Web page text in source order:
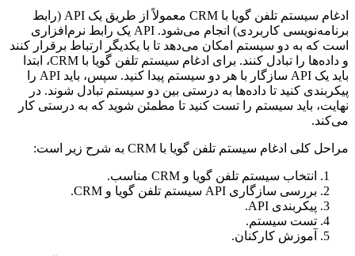
ادغام سیستم تلفن گویا با CRM معمولاً از طریق یک API (رابط
برنامه‌نویسی کاربردی) انجام می‌شود. API یک رابط نرم‌افزاری
است که به دو سیستم امکان می‌دهد تا با یکدیگر ارتباط برقرار کنند
و داده‌ها را تبادل کنند. برای ادغام سیستم تلفن گویا با CRM، ابتدا
باید یک API سازگار با هر دو سیستم پیدا کنید. سپس، باید API را
پیکربندی کنید تا داده‌ها به درستی بین دو سیستم تبادل شوند. در
نهایت، باید سیستم را تست کنید تا مطمئن شوید که به درستی کار
می‌کند.
مراحل کلی ادغام سیستم تلفن گویا با CRM به شرح زیر است:
انتخاب سیستم تلفن گویا و CRM مناسب.
بررسی سازگاری API سیستم تلفن گویا و CRM.
پیکربندی API.
تست سیستم.
آموزش کارکنان.